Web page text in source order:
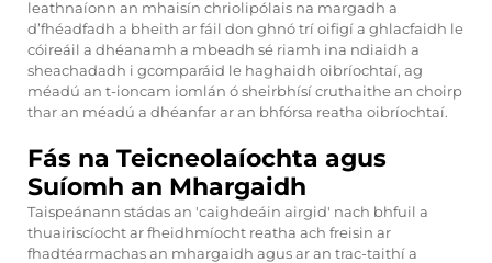
leathnaíonn an mhaisín chriolipólais na margadh a
d’fhéadfadh a bheith ar fáil don ghnó trí oifigí a ghlacfaidh le
cóireáil a dhéanamh a mbeadh sé riamh ina ndiaidh a
sheachadadh i gcomparáid le haghaidh oibríochtaí, ag
méadú an t-ioncam iomlán ó sheirbhísí cruthaithe an choirp
thar an méadú a dhéanfar ar an bhfórsa reatha oibríochtaí.
Fás na Teicneolaíochta agus
Suíomh an Mhargaidh
Taispeánann stádas an 'caighdeáin airgid' nach bhfuil a
thuairiscíocht ar fheidhmíocht reatha ach freisin ar
fhadtéarmachas an mhargaidh agus ar an trac-taithí a